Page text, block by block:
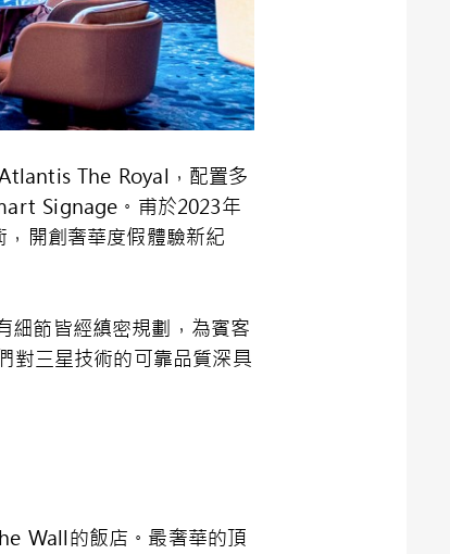
The Royal，配置多
Signage。甫於2023年
開創奢華度假體驗新紀
節皆經縝密規劃，為賓客
對三星技術的可靠品質深具
Wall的飯店。最奢華的頂